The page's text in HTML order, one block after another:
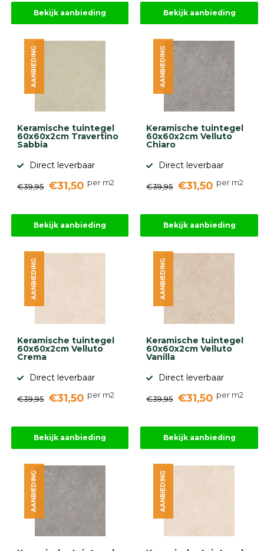
Bekijk aanbieding Bekijk aanbieding
Keramische tuintegel
60x60x2cm Travertino
Sabbia
Direct leverbaar
€39,95 €31,50 per m2
AANBIEDING
Bekijk aanbieding
Keramische tuintegel
60x60x2cm Velluto
Chiaro
Direct leverbaar
€39,95 €31,50 per m2
AANBIEDING
Bekijk aanbieding
Keramische tuintegel
60x60x2cm Velluto
Crema
Direct leverbaar
€39,95 €31,50 per m2
AANBIEDING
Bekijk aanbieding
Keramische tuintegel
60x60x2cm Velluto
Vanilla
Direct leverbaar
€39,95 €31,50 per m2
AANBIEDING
Bekijk aanbieding
AANBIEDING AANBIEDING